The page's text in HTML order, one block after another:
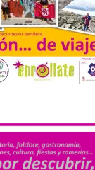
su
para
total
los días 1 y 2 de